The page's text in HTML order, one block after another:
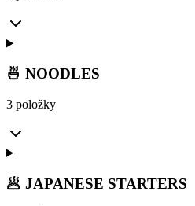
🍜 NOODLES
3 položky
🥟 JAPANESE STARTERS